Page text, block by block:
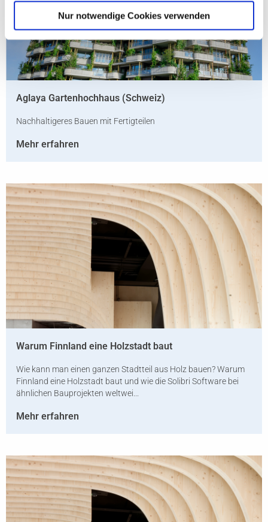
Nur notwendige Cookies verwenden
Aglaya Gartenhochhaus (Schweiz)
Nachhaltigeres Bauen mit Fertigteilen
Mehr erfahren
Warum Finnland eine Holzstadt baut
Wie kann man einen ganzen Stadtteil aus Holz bauen? Warum
Finnland eine Holzstadt baut und wie die Solibri Software bei
ähnlichen Bauprojekten weltwei...
Mehr erfahren